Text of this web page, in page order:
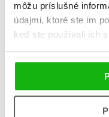
môžu príslušné
údajmi, ktoré ste im
keď ste používali ich